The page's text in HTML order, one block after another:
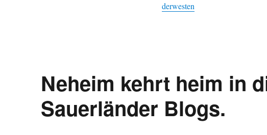
derwesten
Neheim kehrt heim in
Sauerländer Blogs.